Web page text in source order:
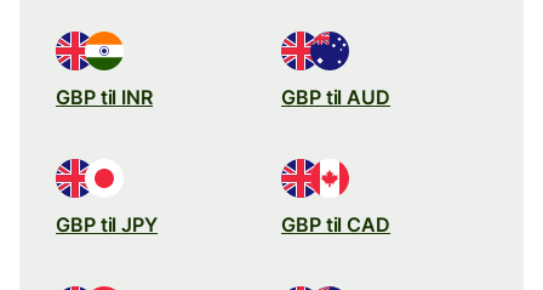
GBP til INR GBP til AUD
GBP til JPY GBP til CAD